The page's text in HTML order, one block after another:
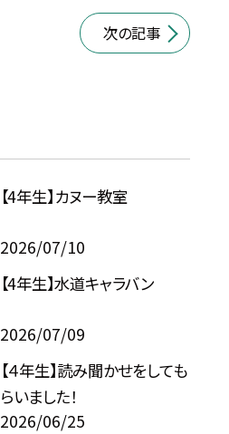
次の記事
【4年生】カヌー教室
2026/07/10
【4年生】水道キャラバン
2026/07/09
【４年生】読み聞かせをしても
らいました！
2026/06/25